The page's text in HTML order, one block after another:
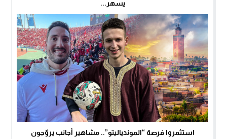
يسهر...
استثمروا فرصة “الموندياليتو”.. مشاهير أجانب يروّجون